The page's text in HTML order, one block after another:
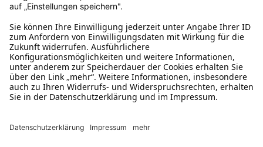
Ruf uns an
Schreibe uns
verkauf@schecker.de
WhatsApp Support